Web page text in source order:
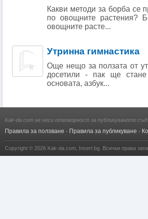
Какви методи за борба се
по овощните растения?
овощните расте...
Утринна гимнастика
Още нещо за ползата от
досетили - пак ще
основата, азбук...
Kak-da.com не носи отговорност за публикуваното
Правила за ползване · Правила за публикуване ·
Copyright © 2026 Kak-da.com Insert.bg . Всички права